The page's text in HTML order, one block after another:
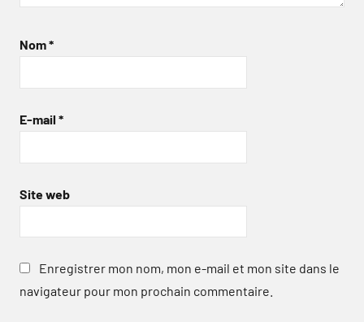
Nom*
E-mail *
Site web
Enregistrer mon nom, mon e-mail et mon site dans le
navigateur pour mon prochain commentaire.